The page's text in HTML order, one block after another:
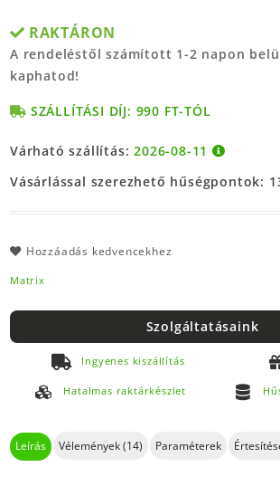
RAKTÁRON
A rendeléstől számított 1-2 napon
kaphatod!
SZÁLLÍTÁSI DÍJ: 990 FT-TÓL
Várható szállítás:2026-08-11
Vásárlással szerezhető hűségpontok:
Hozzáadás kedvencekhez
Matrix
Szolgáltatásaink
Ingyenes kiszállítás
Hatalmas raktárkészlet
Leírás Vélemények (14) Paraméterek